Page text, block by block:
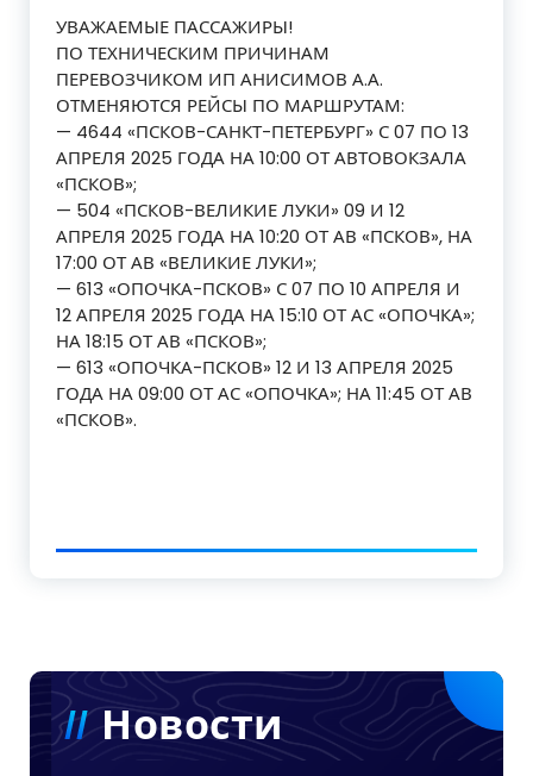
УВАЖАЕМЫЕ ПАССАЖИРЫ!
ПО ТЕХНИЧЕСКИМ ПРИЧИНАМ
ПЕРЕВОЗЧИКОМ ИП АНИСИМОВ А.А.
ОТМЕНЯЮТСЯ РЕЙСЫ ПО МАРШРУТАМ:
— 4644 «ПСКОВ-САНКТ-ПЕТЕРБУРГ» С 07 ПО 13
АПРЕЛЯ 2025 ГОДА НА 10:00 ОТ АВТОВОКЗАЛА
«ПСКОВ»;
— 504 «ПСКОВ-ВЕЛИКИЕ ЛУКИ» 09 И 12
АПРЕЛЯ 2025 ГОДА НА 10:20 ОТ АВ «ПСКОВ», НА
17:00 ОТ АВ «ВЕЛИКИЕ ЛУКИ»;
— 613 «ОПОЧКА-ПСКОВ» С 07 ПО 10 АПРЕЛЯ И
12 АПРЕЛЯ 2025 ГОДА НА 15:10 ОТ АС «ОПОЧКА»;
НА 18:15 ОТ АВ «ПСКОВ»;
— 613 «ОПОЧКА-ПСКОВ» 12 И 13 АПРЕЛЯ 2025
ГОДА НА 09:00 ОТ АС «ОПОЧКА»; НА 11:45 ОТ АВ
«ПСКОВ».
Новости